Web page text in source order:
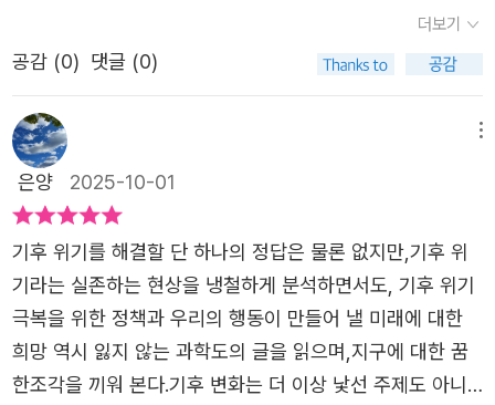
그것에 대해 무지하고 무관심하면 아무것도 보이지 않는 법
게 잊혀지지 않도록 열심히 기록하고 많은 이들에게 전달하
는 일을 하며 국제기후협약 같은 국제사회의 공동대응을 이
끌어내고 있었다. 온실가스는 국경을 자유롭게 넘나들기 때
문에 국제적 협력과 구조조정이 필요할 수 밖에 없다. 이런
상황에서 해법은 무엇일까? 기후위기를 극복할 게임체인저
는 혁신 기술이나 정책이 아니라 사회 구성원들이 기후 스마
트세대가 되는 것이라고 한다. 지금의 기성세대가 저절러 놓
은 과오가 미래의 지구, 미래의 세대에게 부담이 된다는 점
은 참 안타깝다. 그러나 마냥 뒤로 미루지 말고 지금이라도
모두가 기후 스마트세대가 되려고 노력해야 할것 같다. 어느
도 인상적이었다. 과학자가 느낀 마음의 빚을 예술로 풀어내
려 한 그 고백은, 아이에게 미안한 마음으로 작은 실천을 시
작해온 내 일상과도 닮아 있었다.『지구 관찰자의 기후 노트』
는 기후 위기를 ‘두려움의 언어’가 아니라 ‘이해와 희망의 언
어’로 바꾼다.읽고 나면 거대한 책임감 대신, 내가 할 수 있는
한 걸음부터 시작해도 괜찮다는 용기가 스며든다. 플라스틱
을 덜 쓰는 습관처럼, 난방 온도를 조금 낮추는 선택처럼, 혹
은 아이와 함께 나무 이름을 외우며 자연을 더 사랑하게 되
는 작은 순간들처럼.이 책은 우리에게 던지는 질문에 이제
나의 대답은 부끄러움에 머무르지 않고, 미안함을 행동으로
바꾸는 어른이 되고 싶다. 그림자 같은 죄책감을 걷어내게
해준 책, 내게는 그런 의미였다.#지구관찰자의기후노트 #이
단위로 측정되는 것)를 줄이려는 시도이고,그 목표를 이루려
면 단순히 배출을 줄이는 것뿐 아니라 사회 전체의 구조와
다. 기후 변화가 단순한 환경 문제가 아니라 사회적 불평등
과 정의의 문제와도 연결된다는 점이 새로웠다. ‘탄소’ 자체
가 나쁜 것이 아니라 인간이 지나치게 배출하는 것이 문제라
고 짚어준다. 기후 스마트 세대!!! 기후 위기를 해결하는 건
거대한 기술이나 정책이 아니라, 기후를 제대로 이해하고 실
천하는 사람들의 세대라는 그 표현이 스스로를 돌아보게 만
든다. 이렇게 어려울 수 있는 전문적인 내용을 어렵지 않고
쉽게 풀어냈다는 점도 이 책이 가진 장점 중 하나이다 .탄소
더보기
공감 (0) 댓글 (0)
은양 2025-10-01
기후 위기를 해결할 단 하나의 정답은 물론 없지만,기후 위
기라는 실존하는 현상을 냉철하게 분석하면서도, 기후 위기
극복을 위한 정책과 우리의 행동이 만들어 낼 미래에 대한
희망 역시 잃지 않는 과학도의 글을 읽으며,지구에 대한 꿈
한조각을 끼워 본다.​기후 변화는 더 이상 낯선 주제도 아니